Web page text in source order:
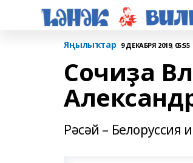
Яңылыҡтар 9 ДЕКАБРЯ 2019, 05:55
Сочиҙа
Рәсәй –